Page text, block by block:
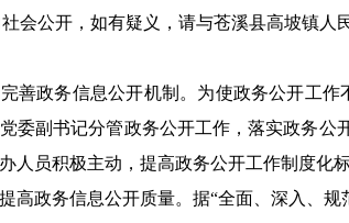
社会公开，如有疑义，请与苍溪县高坡镇
完善政务信息公开机制。为使政务公开工
委副书记分管政务公开工作，落实政务
人员积极主动，提高政务公开工作制度化标
提高政务信息公开质量。据“全面、深入、